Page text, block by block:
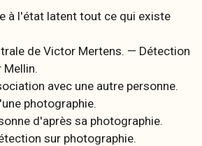
à l'état latent tout ce qui existe
de Victor Mertens. — Détection
avec une autre personne.
photographie.
d'après sa photographie.
sur photographie.